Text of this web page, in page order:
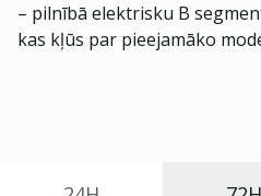
– pilnībā elektrisku B
kas kļūs par pieejamāko